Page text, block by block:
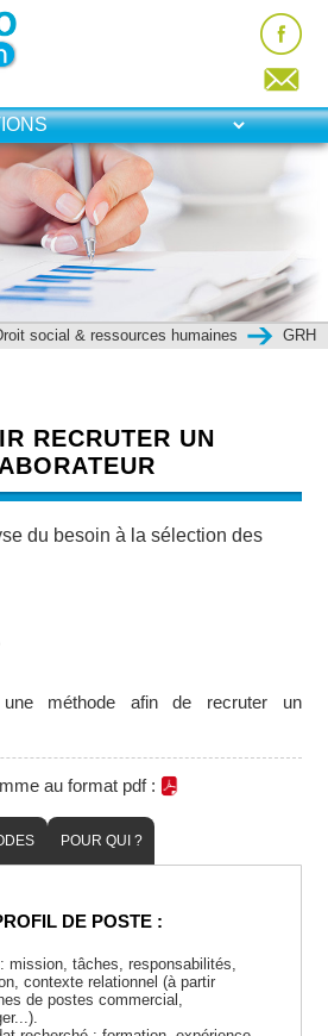
social & ressources humaines GRH
RECRUTER UN
du besoin à la sélection des
méthode afin de recruter un
au format pdf :
POUR QUI ?
DE POSTE :
mission, tâches, responsabilités,
contexte relationnel (à partir
de postes commercial,